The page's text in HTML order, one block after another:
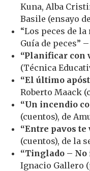
Kuna, Alba
Basile (ensayo
“Los peces de
Guía de peces”
“Planificar con
(Técnica
“El último
Roberto Maack
“Un incendio
(cuentos), de
“Entre pavos te
(cuentos), de la
“Tinglado – No
Ignacio Gallero